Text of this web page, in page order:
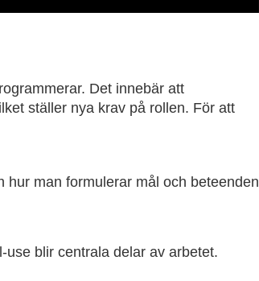
Det innebär att
ställer nya krav på rollen. För att
hur man formulerar mål och beteenden
blir centrala delar av arbetet.